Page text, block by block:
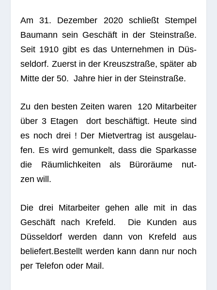
Am 31. Dezem­ber 2020 schließt Stem­pel
Bau­mann sein Geschäft in der Stein­straße.
Seit 1910 gibt es das Unter­neh­men in Düs­
sel­dorf. Zuerst in der Kreus­z­straße, spä­ter ab
Mitte der 50. Jahre hier in der Steinstraße.
Zu den bes­ten Zei­ten waren 120 Mit­ar­bei­ter
über 3 Eta­gen dort beschäf­tigt. Heute sind
es noch drei ! Der Miet­ver­trag ist aus­ge­lau­
fen. Es wird gemun­kelt, dass die Spar­kasse
die Räum­lich­kei­ten als Büro­räume nut­
zen will.
Die drei Mit­ar­bei­ter gehen alle mit in das
Geschäft nach Kre­feld. Die Kun­den aus
Düs­sel­dorf wer­den dann von Kre­feld aus
beliefert.Bestellt wer­den kann dann nur noch
per Tele­fon oder Mail.